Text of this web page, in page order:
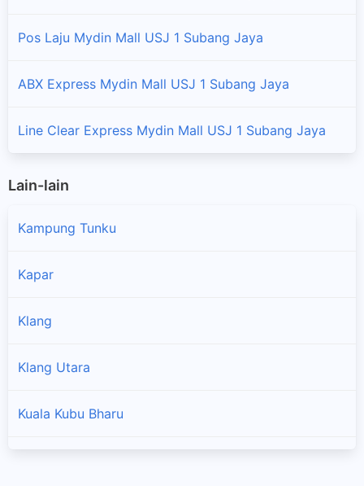
Pos Laju Mydin Mall USJ 1 Subang Jaya
ABX Express Mydin Mall USJ 1 Subang Jaya
Line Clear Express Mydin Mall USJ 1 Subang Jaya
Lain-lain
Kampung Tunku
Kapar
Klang
Klang Utara
Kuala Kubu Bharu